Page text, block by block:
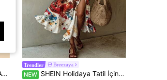
Travachic Çiçek Desenli Sırtı Açık Askılı Mini Elbise, Rahat Tatil Stili, Bohem Giysiler
Trendler Breezaya
NEW SHEIN Holidaya Tatil İçin Zarif Batik Desenli Yırtmaçlı Askılı Elbise